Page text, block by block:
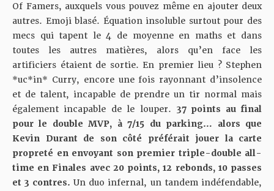
Of Famers, auxquels vous pouvez même en ajouter deux
autres. Emoji blasé. Équation insoluble surtout pour des
mecs qui tapent le 4 de moyenne en maths et dans
toutes les autres matières, alors qu’en face les
artificiers étaient de sortie. En premier lieu ? Stephen
*uc*in* Curry, encore une fois rayonnant d’insolence
et de talent, incapable de prendre un tir normal mais
également incapable de le louper. 37 points au final
pour le double MVP, à 7/15 du parking… alors que
Kevin Durant de son côté préférait jouer la carte
propreté en envoyant son premier triple-double all-
time en Finales avec 20 points, 12 rebonds, 10 passes
et 3 contres. Un duo infernal, un tandem indéfendable,